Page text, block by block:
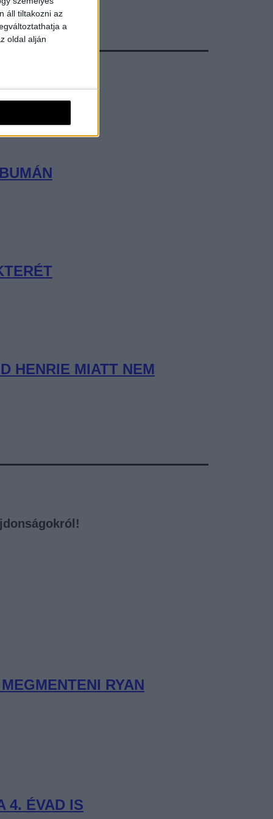
áll tiltakozni az
a
oldal alján
HENRIE MIATT NEM
RYAN
4. ÉVAD IS